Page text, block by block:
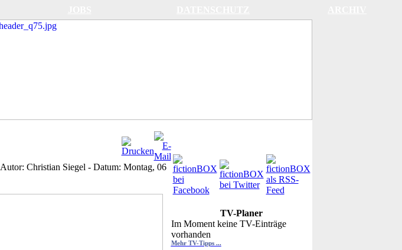
Autor: Christian Siegel - Datum: Montag, 06
TV-Planer
Im Moment keine TV-Einträge
vorhanden
Mehr TV-Tipps ...